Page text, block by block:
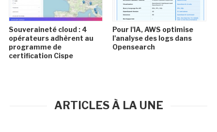
Souveraineté cloud : 4
opérateurs adhèrent au
programme de
certification Cispe
Pour l'IA, AWS optimise
l'analyse des logs dans
Opensearch
ARTICLES À LA UNE